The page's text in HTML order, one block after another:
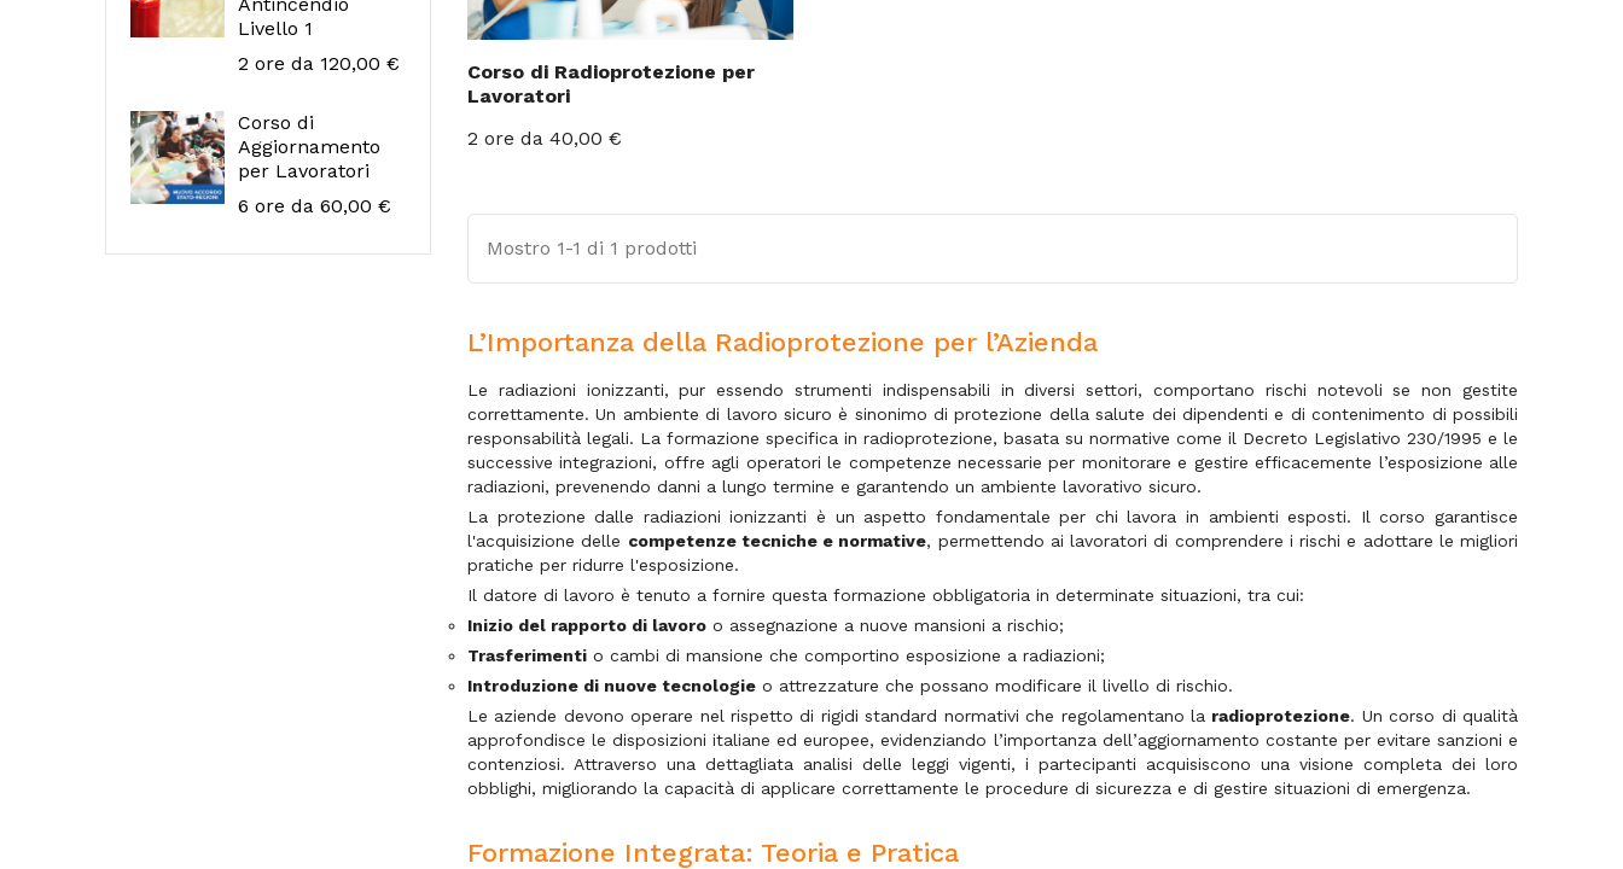
Livello 1
Prezzo
2 ore da 120,00 €
Corso di
Aggiornamento
per Lavoratori
Prezzo
6 ore da 60,00 €
Corso di Radioprotezione per
Lavoratori
Prezzo
2 ore da 40,00 €
Mostro 1-1 di 1 prodotti
L’Importanza della Radioprotezione per l’Azienda
Le radiazioni ionizzanti, pur essendo strumenti indispensabili in diversi settori, comportano rischi notevoli se non gestite
correttamente. Un ambiente di lavoro sicuro è sinonimo di protezione della salute dei dipendenti e di contenimento di possibili
responsabilità legali. La formazione specifica in radioprotezione, basata su normative come il Decreto Legislativo 230/1995 e le
successive integrazioni, offre agli operatori le competenze necessarie per monitorare e gestire efficacemente l’esposizione alle
radiazioni, prevenendo danni a lungo termine e garantendo un ambiente lavorativo sicuro.
La protezione dalle radiazioni ionizzanti è un aspetto fondamentale per chi lavora in ambienti esposti. Il corso garantisce
l'acquisizione delle competenze tecniche e normative, permettendo ai lavoratori di comprendere i rischi e adottare le migliori
pratiche per ridurre l'esposizione.
Il datore di lavoro è tenuto a fornire questa formazione obbligatoria in determinate situazioni, tra cui:
Inizio del rapporto di lavoro o assegnazione a nuove mansioni a rischio;
Trasferimenti o cambi di mansione che comportino esposizione a radiazioni;
Introduzione di nuove tecnologie o attrezzature che possano modificare il livello di rischio.
Le aziende devono operare nel rispetto di rigidi standard normativi che regolamentano la radioprotezione. Un corso di qualità
approfondisce le disposizioni italiane ed europee, evidenziando l’importanza dell’aggiornamento costante per evitare sanzioni e
contenziosi. Attraverso una dettagliata analisi delle leggi vigenti, i partecipanti acquisiscono una visione completa dei loro
obblighi, migliorando la capacità di applicare correttamente le procedure di sicurezza e di gestire situazioni di emergenza.
Formazione Integrata: Teoria e Pratica